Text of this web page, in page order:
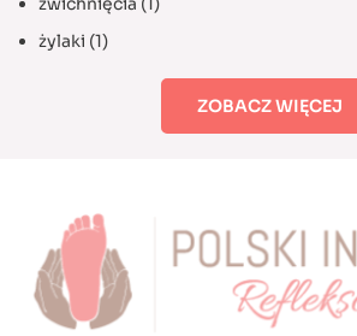
żylaki (1)
ZOBACZ WIĘCEJ